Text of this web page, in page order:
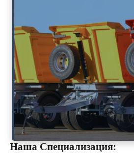
Наша Специализация: